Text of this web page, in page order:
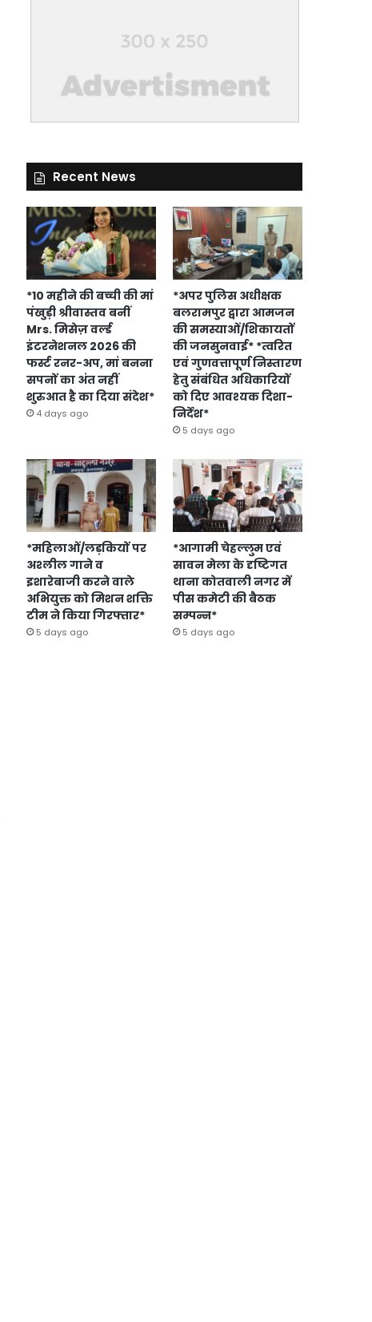
Recent News
*10 महीने की बच्ची की मां
पंखुड़ी श्रीवास्तव बनीं
Mrs. मिसेज़ वर्ल्ड
इंटरनेशनल 2026 की
फर्स्ट रनर-अप, मां बनना
सपनों का अंत नहीं
शुरुआत है का दिया संदेश*
4 days ago
*अपर पुलिस अधीक्षक
बलरामपुर द्वारा आमजन
की समस्याओं/शिकायतों
की जनसुनवाई* *त्वरित
एवं गुणवत्तापूर्ण निस्तारण
हेतु संबंधित अधिकारियों
को दिए आवश्यक दिशा-
निर्देश*
5 days ago
*महिलाओं/लड़कियों पर
अश्लील गाने व
इशारेबाजी करने वाले
अभियुक्त को मिशन शक्ति
टीम ने किया गिरफ्तार*
5 days ago
*आगामी चेहल्लुम एवं
सावन मेला के दृष्टिगत
थाना कोतवाली नगर में
पीस कमेटी की बैठक
सम्पन्न*
5 days ago